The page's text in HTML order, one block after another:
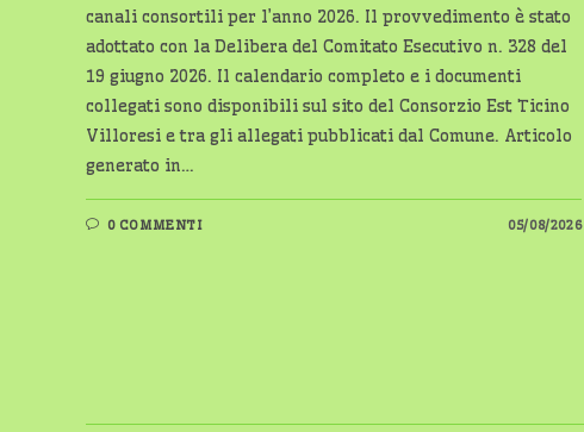
canali consortili per l’anno 2026. Il provvedimento è stato
adottato con la Delibera del Comitato Esecutivo n. 328 del
19 giugno 2026. Il calendario completo e i documenti
collegati sono disponibili sul sito del Consorzio Est Ticino
Villoresi e tra gli allegati pubblicati dal Comune. Articolo
generato in…
0 COMMENTI 05/08/2026